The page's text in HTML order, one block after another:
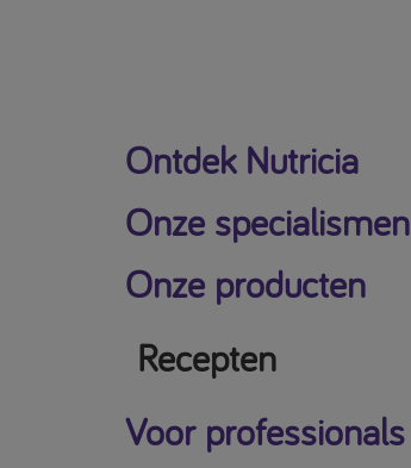
Ontdek Nutricia
Onze specialismen
Onze producten
Recepten
Voor professionals